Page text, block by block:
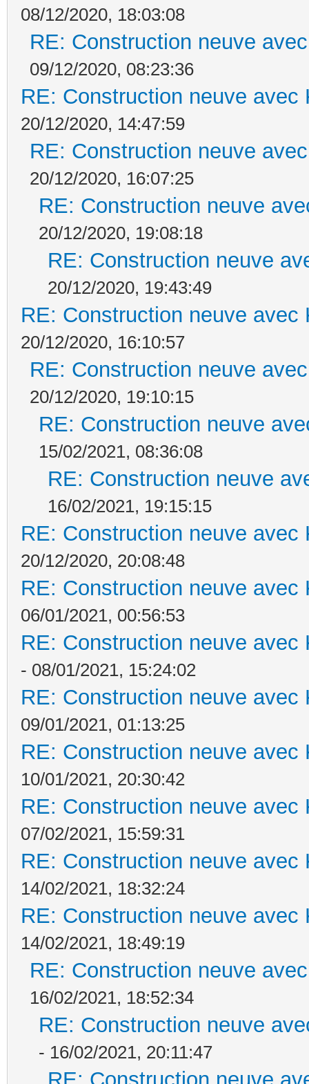
08/12/2020, 18:03:08
RE: Construction neuve
09/12/2020, 08:23:36
RE: Construction neuve avec
20/12/2020, 14:47:59
RE: Construction neuve
20/12/2020, 16:07:25
RE: Construction neuve
20/12/2020, 19:08:18
RE: Construction neuve
20/12/2020, 19:43:49
RE: Construction neuve avec
20/12/2020, 16:10:57
RE: Construction neuve
20/12/2020, 19:10:15
RE: Construction neuve
15/02/2021, 08:36:08
RE: Construction neuve
16/02/2021, 19:15:15
RE: Construction neuve avec
20/12/2020, 20:08:48
RE: Construction neuve avec
06/01/2021, 00:56:53
RE: Construction neuve avec
- 08/01/2021, 15:24:02
RE: Construction neuve avec
09/01/2021, 01:13:25
RE: Construction neuve avec
10/01/2021, 20:30:42
RE: Construction neuve avec
07/02/2021, 15:59:31
RE: Construction neuve avec
14/02/2021, 18:32:24
RE: Construction neuve avec
14/02/2021, 18:49:19
RE: Construction neuve
16/02/2021, 18:52:34
RE: Construction neuve
- 16/02/2021, 20:11:47